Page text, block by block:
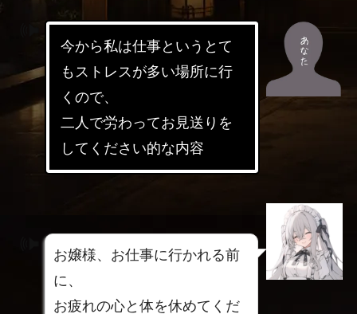
今から私は仕事というとて
もストレスが多い場所に行
くので、
二人で労わってお見送りを
してください的な内容
お嬢様、お仕事に行かれる前
に、
お疲れの心と体を休めてくだ